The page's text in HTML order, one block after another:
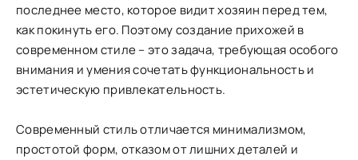
последнее место, которое видит хозяин перед тем,
как покинуть его. Поэтому создание прихожей в
современном стиле – это задача, требующая особого
внимания и умения сочетать функциональность и
эстетическую привлекательность.
Современный стиль отличается минимализмом,
простотой форм, отказом от лишних деталей и